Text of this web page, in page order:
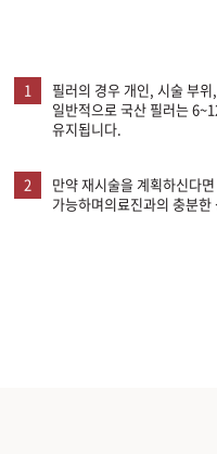
1
필러의 경우 개인, 시술 부
일반적으로 국산 필러는
유지됩니다.
2
만약 재시술을 계획하신다
가능하며의료진과의 충분